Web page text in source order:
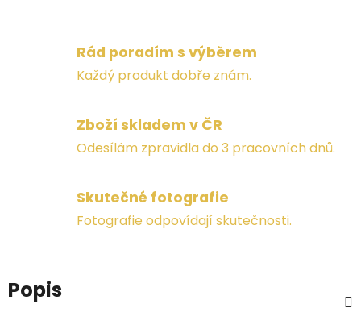
Rád poradím s výběrem
Každý produkt dobře znám.
Zboží skladem v ČR
Odesílám zpravidla do 3 pracovních dnů.
Skutečné fotografie
Fotografie odpovídají skutečnosti.
Popis